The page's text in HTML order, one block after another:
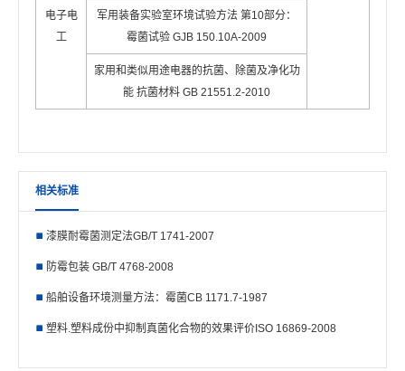
电子电
工
军用装备实验室环境试验方法 第10部分：
霉菌试验 GJB 150.10A-2009
家用和类似用途电器的抗菌、除菌及净化功
能 抗菌材料 GB 21551.2-2010
相关标准
漆膜耐霉菌测定法GB/T 1741-2007
防霉包装 GB/T 4768-2008
船舶设备环境测量方法：霉菌CB 1171.7-1987
塑料.塑料成份中抑制真菌化合物的效果评价ISO 16869-2008